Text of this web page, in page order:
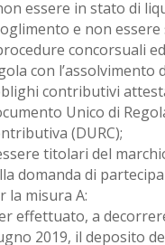
essere in stato di
e non
concorsuali
con l’assolvimento
contributivi
Unico di
(DURC);
titolari del
domanda di
la misura A:
effettuato, a
2019, il deposito